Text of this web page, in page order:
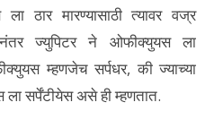
ठार मारण्यासाठी त्यावर वज्र
ज्युपिटर ने ओफीक्युयस ला
म्हणजेच सर्पधर, की ज्याच्या
सर्पेंटीयेस असे ही म्हणतात.